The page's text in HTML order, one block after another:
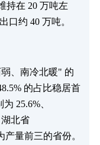
持在 20 万吨左
口约 40 万吨。
、南冷北暖" 的
的占比稳居首
25.6%、
湖北省
产量前三的省份。